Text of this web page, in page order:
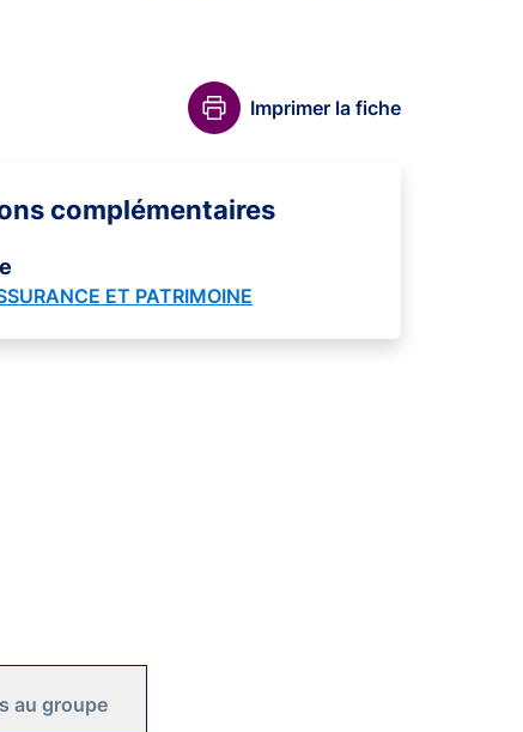
Imprimer la fiche
complémentaires
ET PATRIMOINE
au groupe